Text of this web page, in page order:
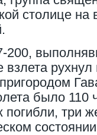
столице на
200,
взлета
было 110
погибли, три